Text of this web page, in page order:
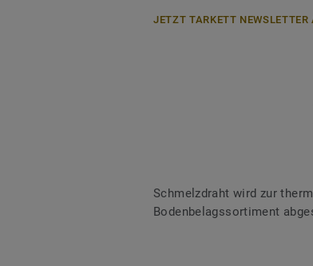
JETZT TARKETT NEWSLETTER
Schmelzdraht wird zur
Bodenbelagssortiment